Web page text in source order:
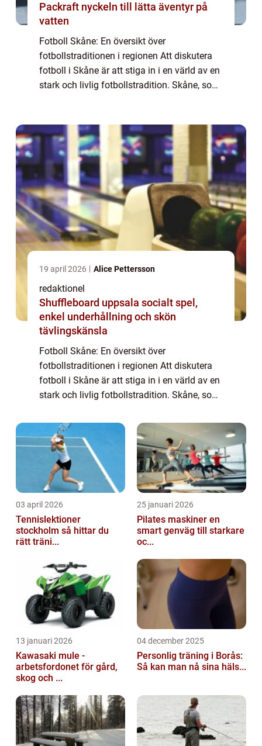
Packraft nyckeln till lätta äventyr på
vatten
Fotboll Skåne: En översikt över
fotbollstraditionen i regionen Att diskutera
fotboll i Skåne är att stiga in i en värld av en
stark och livlig fotbollstradition. Skåne, som
19 april 2026 Alice Pettersson
redaktionel
Shuffleboard uppsala socialt spel,
enkel underhållning och skön
tävlingskänsla
Fotboll Skåne: En översikt över
fotbollstraditionen i regionen Att diskutera
fotboll i Skåne är att stiga in i en värld av en
stark och livlig fotbollstradition. Skåne, som
region som är befolkat med passion...
03 april 2026
Tennislektioner
stockholm så hittar du
rätt träni...
25 januari 2026
Pilates maskiner en
smart genväg till starkare
oc...
13 januari 2026
Kawasaki mule -
arbetsfordonet för gård,
skog och ...
04 december 2025
Personlig träning i Borås:
Så kan man nå sina häls...